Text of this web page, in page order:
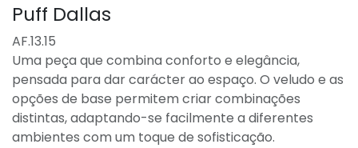
Puff Dallas
AF.13.15
Uma peça que combina conforto e elegância,
pensada para dar carácter ao espaço. O veludo e as
opções de base permitem criar combinações
distintas, adaptando-se facilmente a diferentes
ambientes com um toque de sofisticação.